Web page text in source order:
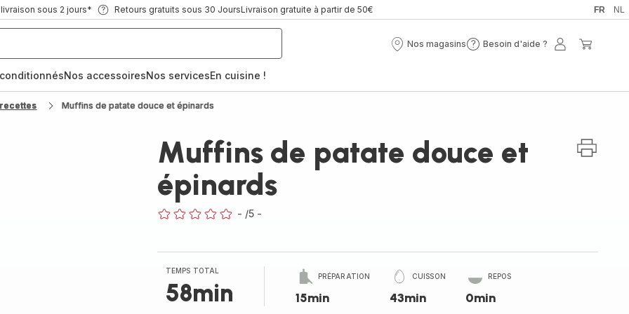
sous 2 jours* Retours gratuits sous 30 JoursLivraison gratuite à partir de 50€ FR NL
Nos magasins
Nos
Besoin d'aide ?
Besoin
Mon
Nos accessoiresNos servicesEn cuisine !
Muffins de patate douce et épinards
Muffins de patate douce et
épinards
- /5 -
TEMPS TOTAL
58min
PRÉPARATION
15min
CUISSON
43min
REPOS
0min